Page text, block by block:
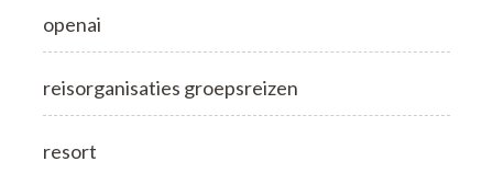
openai
reisorganisaties groepsreizen
resort